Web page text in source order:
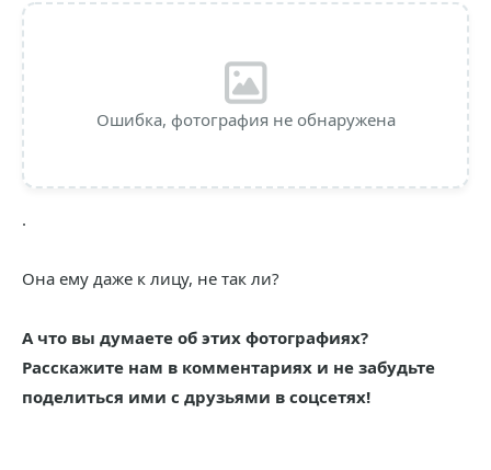
Ошибка, фотография не обнаружена
.
Она ему даже к лицу, не так ли?
А что вы думаете об этих фотографиях?
Расскажите нам в комментариях и не забудьте
поделиться ими с друзьями в соцсетях!